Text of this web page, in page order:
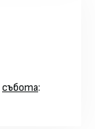
събота: